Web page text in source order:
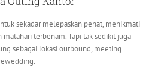
sekadar melepaskan penat, menikmati
terbenam. Tapi tak sedikit juga
sebagai lokasi outbound, meeting